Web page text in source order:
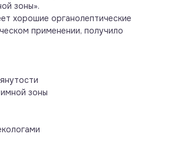
зоны».
хорошие органолептические
применении, получило
зоны